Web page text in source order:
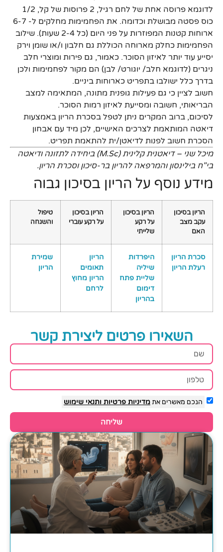
לדוגמא פרוסה אחת של לחם רגיל, 2 פרוסות של קל, 1/2
כוס פסטה מבושלת וכדומה. את הפחמימות מחלקים ל- 6-7
ארוחות קטנות המפוזרות על פני היום (כל 2-4 שעות). שילוב
הפחמימות כחלק מארוחה הכוללת גם חלבון ו/או שומן וירק
יסייע עוד יותר לאיזון הסוכר. כאמור, גם פירות ומוצרי חלב
ניגרים (לדוגמא חלב/ יוגורט/ לבן) הם מקור לפחמימות ולכן
בדרך כלל ישולבו בתפריט כארוחות ביניים.
חשוב לציין כי גם פעילות גופנית מתונה, המתאימה למצב
הבריאותי, חשובה ומסייעת לאיזון רמות הסוכר.
לסיכום, ברוב המקרים ניתן לטפל בסכרת הריון באמצעות
דיאטה המותאמת לצרכים האישיים, לכן מיד עם אבחון
הסכרת חשוב לפנות לדיאטן/ית להתאמת תפריט.
מיכל שני – דיאטנית קלינית (M.Sc) ביחידה לתזונה ודיאטה
בי"ח בילינסון והמרפאה להריון בר-סיכון וסכרת הריון.
מידע נוסף על הריון בסיכון גבוה
הריון בסיכון
עקב מצב
האם
הריון בסיכון
על רקע
שלייתי
הריון בסיכון
על רקע עוברי
טיפול
והשגחה
סכרת הריון
רעלת הריון
היפרדות
שיליה
שליית פתח
דימום
בהריון
הריון
תאומים
הריון מחוץ
לרחם
שמירת
הריון
השאירו פרטים ליצירת קשר
הנכם מאשרים אתמדיניות פרטיות ותנאי שימוש
שליחה